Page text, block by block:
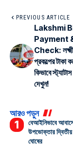
PREVIOUS ARTICLE
Lakshmi
Payment
Check:
প্রকল্পের টাকা
কিভাবে
দেখুন!
আরও পড়ুন
বেআইনিভাবে
উপভোক্তার দ্বিতীয়
ঘোষের